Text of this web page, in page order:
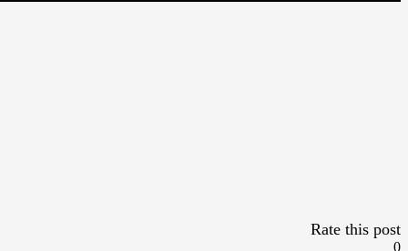
Rate this post
0